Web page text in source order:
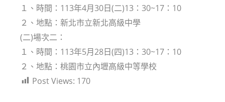
１、時間：113年4月30日(二)13：30~17：10
２、地點：新北市立新北高級中學
(二)場次二：
１、時間：113年5月28日(四)13：30~17：10
２、地點：桃園市立內壢高級中等學校
Post Views: 170